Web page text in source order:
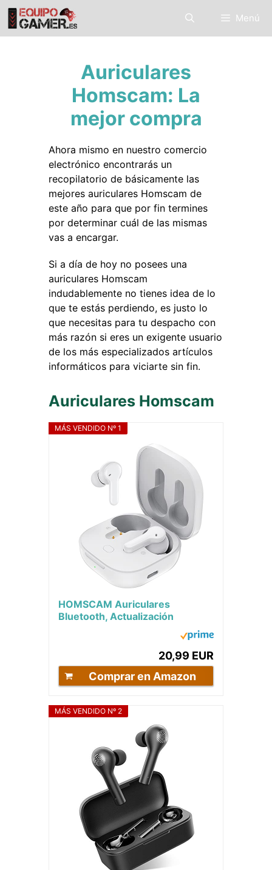
Saltar
contenido
Menú
Auriculares
Homscam: La
mejor compra
Ahora mismo en nuestro comercio
electrónico encontrarás un
recopilatorio de básicamente las
mejores auriculares Homscam de
este año para que por fin termines
por determinar cuál de las mismas
vas a encargar.
Si a día de hoy no posees una
auriculares Homscam
indudablemente no tienes idea de lo
que te estás perdiendo, es justo lo
que necesitas para tu despacho con
más razón si eres un exigente usuario
de los más especializados artículos
informáticos para viciarte sin fin.
Auriculares Homscam
MÁS VENDIDO Nº 1
HOMSCAM Auriculares
Bluetooth, Actualización
Auriculares 5.1 Inalámbricos con
20,99 EUR
Comprar en Amazon
MÁS VENDIDO Nº 2